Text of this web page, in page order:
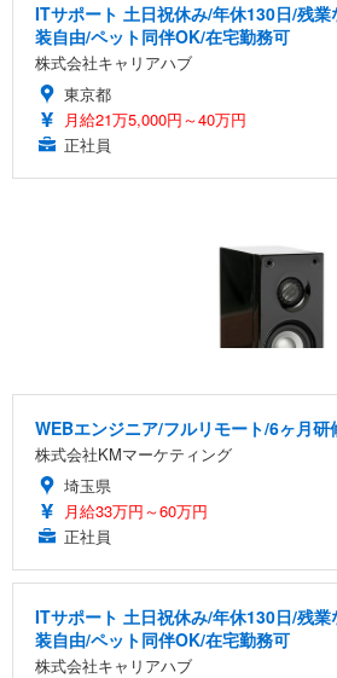
ITサポート 土日祝休み/年休130日/残
装自由/ペット同伴OK/在宅勤務可
株式会社キャリアハブ
東京都
月給21万5,000円～40万円
正社員
WEBエンジニア/フルリモート/6ヶ月
株式会社KMマーケティング
埼玉県
月給33万円～60万円
正社員
ITサポート 土日祝休み/年休130日/残
装自由/ペット同伴OK/在宅勤務可
株式会社キャリアハブ